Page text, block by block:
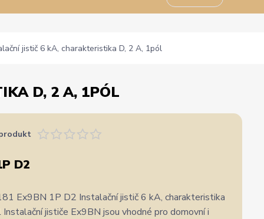
jistič 6 kA, charakteristika D, 2 A, 1pól
D, 2 A, 1PÓL
D2
Ex9BN 1P D2 Instalační jistič 6 kA, charakteristika
jističe Ex9BN jsou vhodné pro domovní i